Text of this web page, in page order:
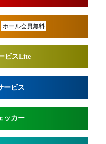
ホール会員無料
ビスLite
ービス
ッカー